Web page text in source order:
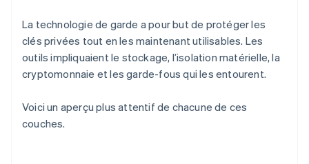
La technologie de garde a pour but de protéger les
clés privées tout en les maintenant utilisables. Les
outils impliquaient le stockage, l’isolation matérielle, la
cryptomonnaie et les garde-fous qui les entourent.
Voici un aperçu plus attentif de chacune de ces
couches.